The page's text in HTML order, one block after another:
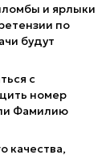
и ярлыки
по
будут
с
номер
Фамилию
качества,